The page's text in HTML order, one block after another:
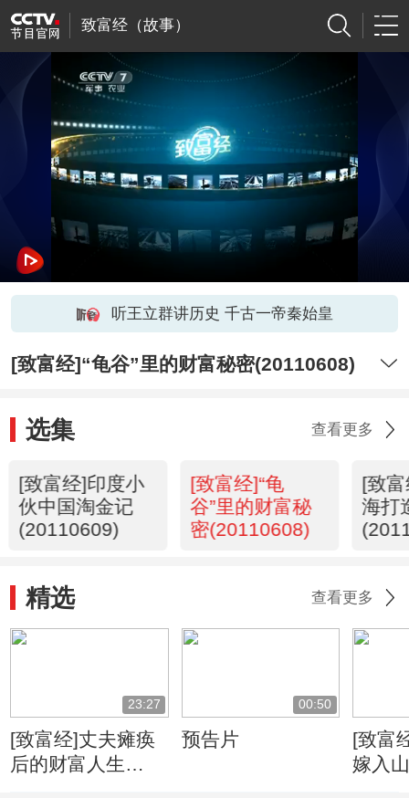
致富经（故事）
听王立群讲历史 千古一帝秦始皇
[致富经]“龟谷”里的财富秘密(20110608)
选集 查看更多
[致富经]印度小
伙中国淘金记
(20110609)
[致富经]“龟
谷”里的财富秘
密(20110608)
[致
海打
精选 查看更多
23:27
[致富经]丈夫瘫痪
后的财富人生
00:50
预告片
[致富
嫁入